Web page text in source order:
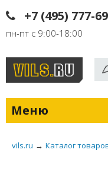
+7 (495) 777-
пн-пт с 9:00-18:00
Меню
vils.ru → Каталог